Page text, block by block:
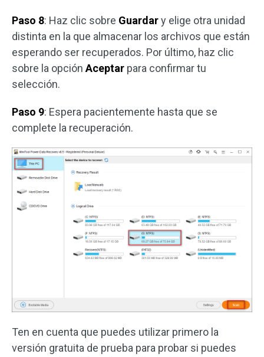
Paso 8: Haz clic sobre Guardary elige otra unidad
distinta en la que almacenar los archivos que están
esperando ser recuperados. Por último, haz clic
sobre la opciónAceptar para confirmar tu
selección.
Paso 9: Espera pacientemente hasta que se
complete la recuperación.
Ten en cuenta que puedes utilizar primero la
versión gratuita de prueba para probar si puedes